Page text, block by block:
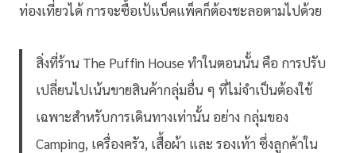
ท่องเที่ยวได้ การจะซื้อเป้แบ็คแพ็คก็ต้องชะลอตามไปด้วย
สิ่งที่ร้าน The Puffin House ทำในตอนนั้น คือ การปรับ
เปลี่ยนไปเน้นขายสินค้ากลุ่มอื่น ๆ ที่ไม่จำเป็นต้องใช้
เฉพาะสำหรับการเดินทางเท่านั้น อย่าง กลุ่มของ
Camping, เครื่องครัว, เสื้อผ้า และ รองเท้า ซึ่งลูกค้าใน